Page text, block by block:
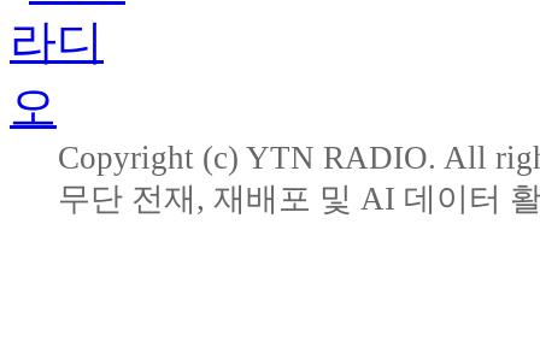
Copyright (c) YTN RADIO. All
무단 전재, 재배포 및 AI 데이터